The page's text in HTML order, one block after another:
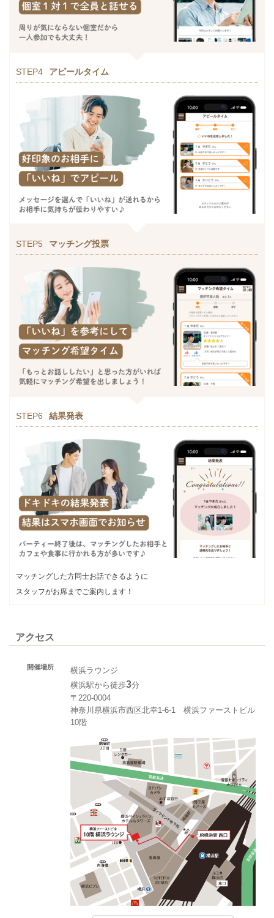
STEP4 アピールタイム
STEP5 マッチング投票
STEP6 結果発表
マッチングした方同士お話できるように
スタッフがお席までご案内します！
アクセス
開催場所
横浜ラウンジ
横浜駅から徒歩3分
〒220-0004
神奈川県横浜市西区北幸1‐6‐1 横浜ファーストビル
10階